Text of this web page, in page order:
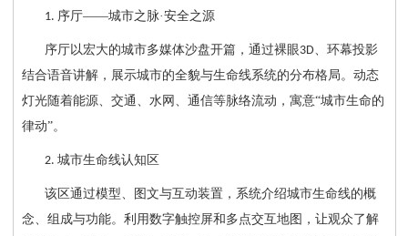
1. 序厅——城市之脉·安全之源
序厅以宏大的城市多媒体沙盘开篇，通过裸眼3D、环幕投影
结合语音讲解，展示城市的全貌与生命线系统的分布格局。动态
灯光随着能源、交通、水网、通信等脉络流动，寓意“城市生命的
律动”。
2. 城市生命线认知区
该区通过模型、图文与互动装置，系统介绍城市生命线的概
念、组成与功能。利用数字触控屏和多点交互地图，让观众了解